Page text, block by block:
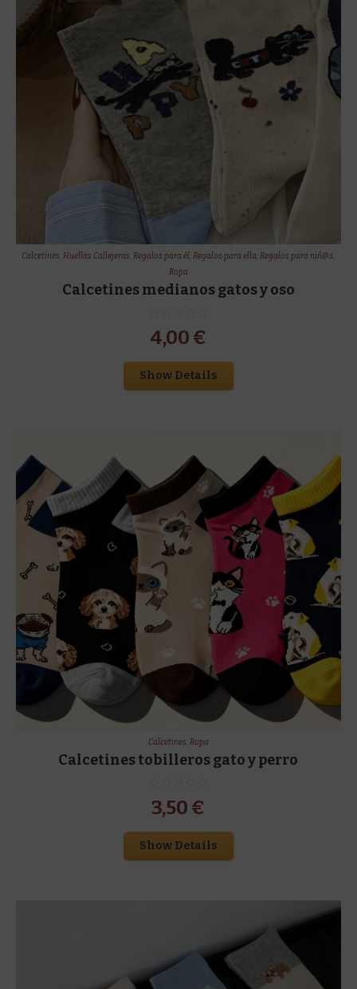
Calcetines,Huellas Callejeras,Regalos para él,Regalos para ella,Regalos para niñ@s,
Ropa
Calcetines medianos gatos y oso
4,00 €
Show Details
Calcetines, Ropa
Calcetines tobilleros gato y perro
3,50 €
Show Details